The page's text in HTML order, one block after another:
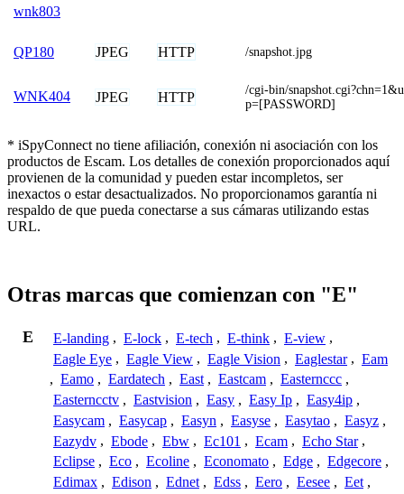
wnk803
QP180 JPEG HTTP /snapshot.jpg
WNK404 JPEG HTTP
/cgi-bin/
p=[PASSWORD]
* iSpyConnect no tiene afiliación, conexión ni asociación con los
productos de Escam. Los detalles de conexión proporcionados aquí
provienen de la comunidad y pueden estar incompletos, ser
inexactos o estar desactualizados. No proporcionamos garantía ni
respaldo de que pueda conectarse a sus cámaras utilizando estas
URL.
Otras marcas que comienzan con "E"
E E-landing , E-lock , E-tech , E-think , E-view ,
Eagle Eye , Eagle View , Eagle Vision , Eaglestar , Eam
, Eamo , Eardatech , East , Eastcam , Easternccc ,
Easterncctv , Eastvision , Easy , Easy Ip , Easy4ip ,
Easycam , Easycap , Easyn , Easyse , Easytao , Easyz ,
Eazydv , Ebode , Ebw , Ec101 , Ecam , Echo Star ,
Eclipse , Eco , Ecoline , Economato , Edge , Edgecore ,
Edimax , Edison , Ednet , Edss , Eero , Eesee , Eet ,